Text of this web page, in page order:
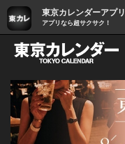
東京カレンダーアプリ
アプリなら超サクサク！